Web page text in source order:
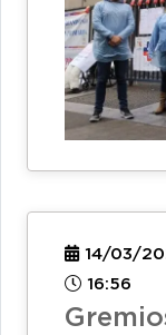
14/03/
16:56